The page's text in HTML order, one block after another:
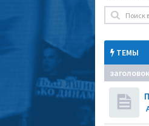
ТЕМЫ
заголовок